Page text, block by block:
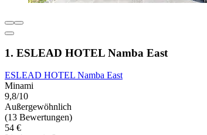
1. ESLEAD HOTEL Namba East
ESLEAD HOTEL Namba East
Minami
9,8/10
Außergewöhnlich
(13 Bewertungen)
54 €